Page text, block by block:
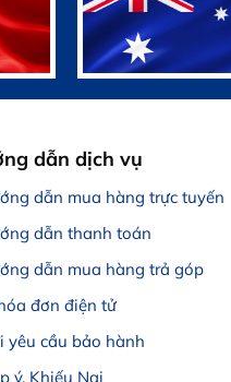
dẫn dịch vụ
dẫn mua hàng trực tuyến
dẫn thanh toán
dẫn mua hàng trả góp
đơn điện tử
yêu cầu bảo hành
ý, Khiếu Nại